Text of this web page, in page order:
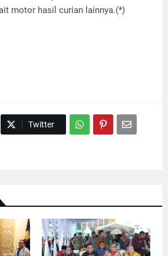
motor hasil curian lainnya.(*)
Twitter